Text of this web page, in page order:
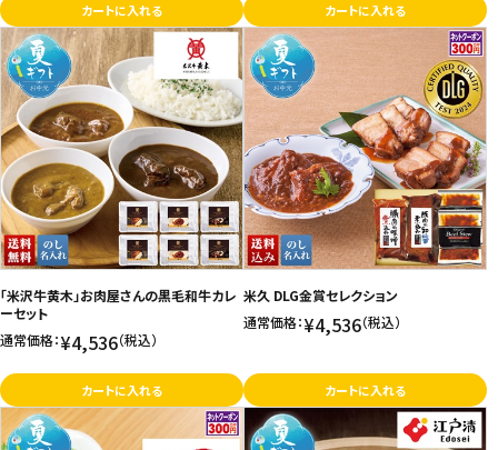
カートに入れる カートに入れる
「米沢牛黄木」お肉屋さんの黒毛和牛カレ
ーセット
通常価格：¥4,536（税込）
カートに入れる
米久 DLG金賞セレクション
通常価格：¥4,536（税込）
カートに入れる